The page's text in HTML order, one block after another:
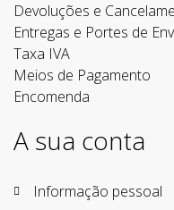
Devoluções e
Entregas e Portes de
Taxa IVA
Meios de Pagamento
Encomenda
A sua conta
Informação pessoal